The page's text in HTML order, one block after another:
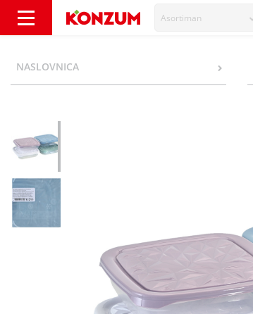
Asortiman
NASLOVNICA